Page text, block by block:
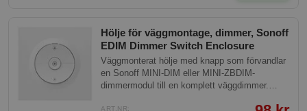
Hölje för väggmontage, dimmer, Sonoff
EDIM Dimmer Switch Enclosure
Väggmonterat hölje med knapp som förvandlar
en Sonoff MINI-DIM eller MINI-ZBDIM-
dimmermodul till en komplett väggdimmer.
ART.NR: